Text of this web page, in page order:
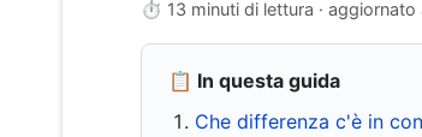
⏱ 13 minuti di lettura · aggiornato
📋 In questa guida
Che differenza c'è in